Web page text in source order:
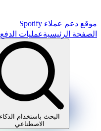
موقع دعم عملاء Spotify
الصفحة الرئيسيةعمليات
البحث باستخدام الذكاء
الاصطناعي